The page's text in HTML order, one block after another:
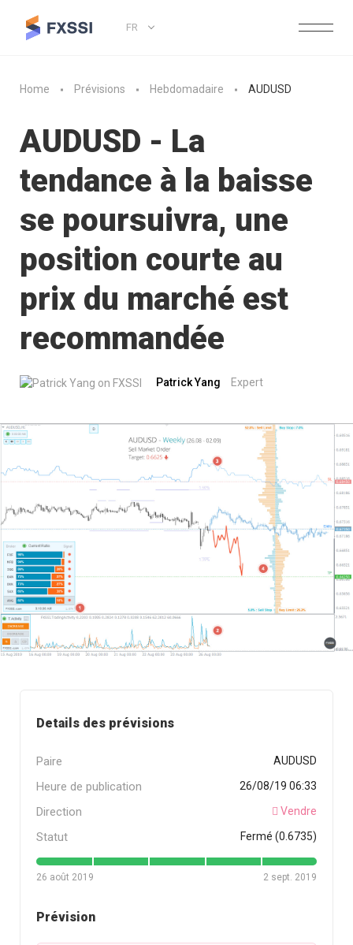
FR
Home Prévisions Hebdomadaire AUDUSD
AUDUSD - La
tendance à la baisse
se poursuivra, une
position courte au
prix du marché est
recommandée
Patrick Yang Expert
Details des prévisions
Paire AUDUSD
Heure de publication 26/08/19 06:33
Direction Vendre
Statut Fermé (0.6735)
26 août 2019 2 sept. 2019
Prévision